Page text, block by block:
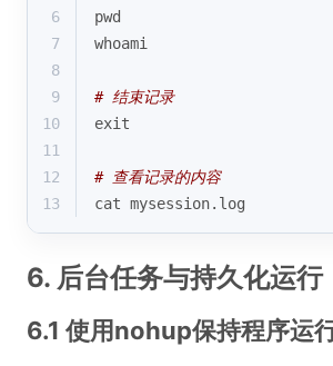
6
pwd
7
whoami
8
9
# 结束记录
10
exit
11
12
# 查看记录的内容
13
cat mysession.log
6. 后台任务与持久化运行
6.1 使用nohup保持程序运